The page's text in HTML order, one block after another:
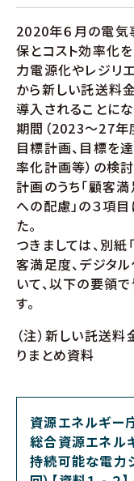
2020年６月の電気
保とコスト効率化
力電源化やレジリ
から新しい託送料
導入されることに
期間（2023～27年
目標計画、目標を
率化計画等）の検
計画のうち「顧客満
への配慮」の３項
た。
つきましては、別
客満足度、デジタル
いて、以下の要領
す。
（注）新しい託送
りまとめ資料
資源エネルギー庁
総合資源エネル
持続可能な電力